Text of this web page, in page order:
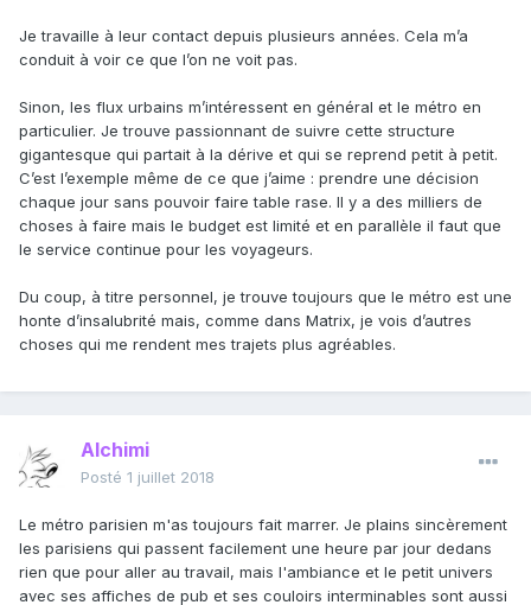
Je travaille à leur contact depuis plusieurs années. Cela m’a
conduit à voir ce que l’on ne voit pas.
Sinon, les flux urbains m’intéressent en général et le métro en
particulier. Je trouve passionnant de suivre cette structure
gigantesque qui partait à la dérive et qui se reprend petit à petit.
C’est l’exemple même de ce que j’aime : prendre une décision
chaque jour sans pouvoir faire table rase. Il y a des milliers de
choses à faire mais le budget est limité et en parallèle il faut que
le service continue pour les voyageurs.
Du coup, à titre personnel, je trouve toujours que le métro est une
honte d’insalubrité mais, comme dans Matrix, je vois d’autres
choses qui me rendent mes trajets plus agréables.
Alchimi
Posté 1 juillet 2018
Le métro parisien m'as toujours fait marrer. Je plains sincèrement
les parisiens qui passent facilement une heure par jour dedans
rien que pour aller au travail, mais l'ambiance et le petit univers
avec ses affiches de pub et ses couloirs interminables sont aussi